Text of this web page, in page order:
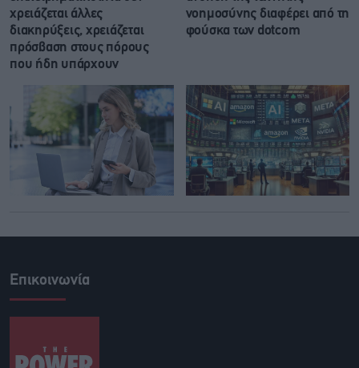
χρειάζεται άλλες
διακηρύξεις, χρειάζεται
πρόσβαση στους πόρους
που ήδη υπάρχουν
νοημοσύνης διαφέρει από τη
φούσκα των dotcom
Επικοινωνία